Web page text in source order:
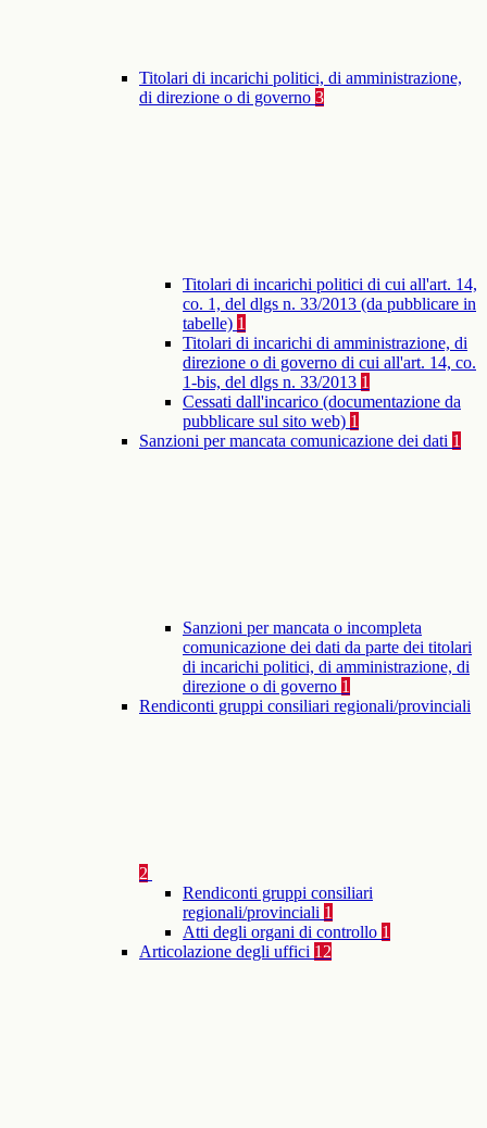
Titolari di incarichi politici, di amministrazione,
di direzione o di governo 3
Titolari di incarichi politici di cui all'art. 14,
co. 1, del dlgs n. 33/2013 (da pubblicare in
tabelle) 1
Titolari di incarichi di amministrazione, di
direzione o di governo di cui all'art. 14, co.
1-bis, del dlgs n. 33/2013 1
Cessati dall'incarico (documentazione da
pubblicare sul sito web) 1
Sanzioni per mancata comunicazione dei dati 1
Sanzioni per mancata o incompleta
comunicazione dei dati da parte dei titolari
di incarichi politici, di amministrazione, di
direzione o di governo 1
Rendiconti gruppi consiliari regionali/provinciali
2
Rendiconti gruppi consiliari
regionali/provinciali 1
Atti degli organi di controllo 1
Articolazione degli uffici 12